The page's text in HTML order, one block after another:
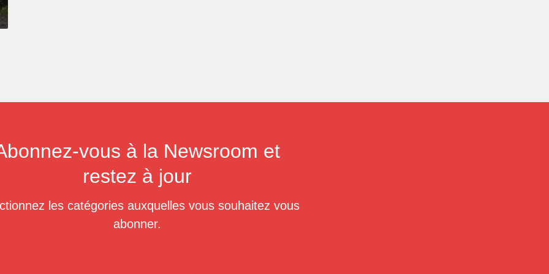
vous à la Newsroom et
restez à jour
les catégories auxquelles vous souhaitez vous
abonner.